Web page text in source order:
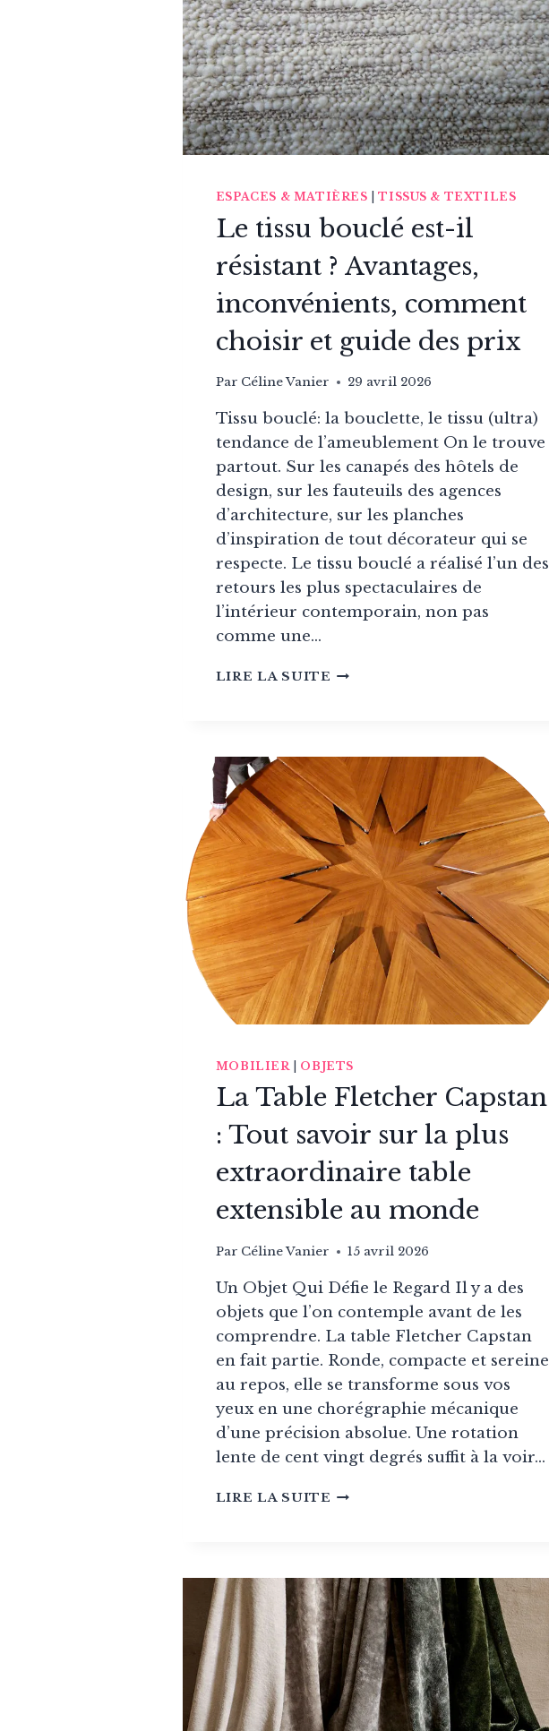
ESPACES & MATIÈRES |TISSUS & TEXTILES
Le tissu bouclé est-il
résistant ? Avantages,
inconvénients, comment
choisir et guide des prix
Par Céline Vanier 29 avril 2026
Tissu bouclé: la bouclette, le tissu (ultra)
tendance de l’ameublement On le trouve
partout. Sur les canapés des hôtels de
design, sur les fauteuils des agences
d’architecture, sur les planches
d’inspiration de tout décorateur qui se
respecte. Le tissu bouclé a réalisé l’un des
retours les plus spectaculaires de
l’intérieur contemporain, non pas
comme une…
LIRE LA SUITE LE
RÉSISTANT
AVANTAGES,
INCONVÉNIENTS,
COMMENT
CHOISIR
GUIDE
DES
PRIX
MOBILIER OBJETS
La Table Fletcher Capstan
: Tout savoir sur la plus
extraordinaire table
extensible au monde
Par Céline Vanier 15 avril 2026
Un Objet Qui Défie le Regard Il y a des
objets que l’on contemple avant de les
comprendre. La table Fletcher Capstan
en fait partie. Ronde, compacte et sereine
au repos, elle se transforme sous vos
yeux en une chorégraphie mécanique
d’une précision absolue. Une rotation
lente de cent vingt degrés suffit à la voir…
LIRE LA SUITE LA
TOUT
SAVOIR
SUR
LA
PLUS
EXTRAORDINAIRE
TABLE
EXTENSIBLE